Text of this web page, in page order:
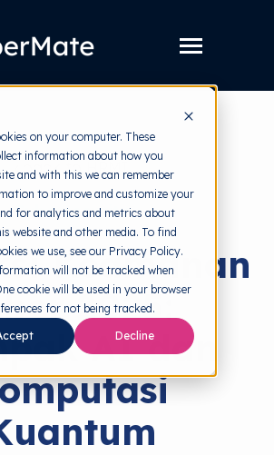
on your computer. These
information about how you
and with this we can remember
to improve and customize your
for analytics and metrics about
website and other media. To find
we use, see our Privacy Policy.
will not be tracked when
cookie will be used in your browser
for not being tracked.
Decline
Toggle
back to HRMI
Cybersecurity
Keamanan
2025:
AI dan